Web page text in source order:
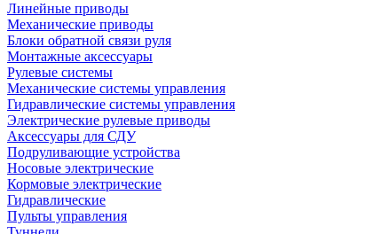
Линейные приводы
Механические приводы
Блоки обратной связи руля
Монтажные аксессуары
Рулевые системы
Механические системы управления
Гидравлические системы управления
Электрические рулевые приводы
Аксессуары для СДУ
Подруливающие устройства
Носовые электрические
Кормовые электрические
Гидравлические
Пульты управления